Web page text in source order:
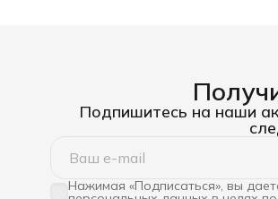
Подпишитесь на наши
Нажимая «Подписаться», вы